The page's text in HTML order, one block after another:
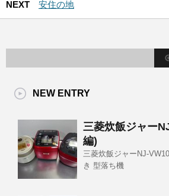
NEXT
安住の地
NEW ENTRY
三菱炊飯ジャー
編)
三菱炊飯ジャーNJ-
き 型落ち機